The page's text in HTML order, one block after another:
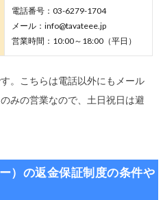
電話番号：03-6279-1704
メール：info@tavateee.jp
営業時間：10:00～18:00（平日）
。こちらは電話以外にもメール
みの営業なので、土日祝日は避
）の返金保証制度の条件や